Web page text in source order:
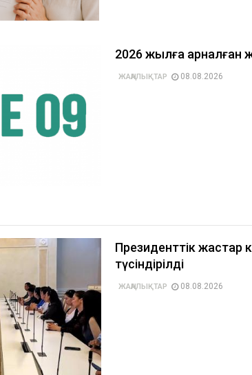
2026 жылға арналған
ЖАҢАЛЫҚТАР 08.08.2026
Президенттік жастар
түсіндірілді
ЖАҢАЛЫҚТАР 08.08.2026